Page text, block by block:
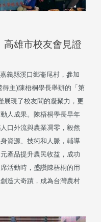
高雄市校友會見證
義縣溪口鄉崙尾村，參加
主)陳梧桐學長舉辦的「第
展現了校友間的凝聚力，更
人成果。陳梧桐學長早年
口外流與農業凋零，毅然
資源、技術和人脈，輔導
產品提升農民收益，成功
活動時，盛讚陳梧桐的用
造大奇蹟，成為台灣農村